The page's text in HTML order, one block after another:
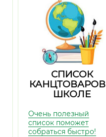
СПИСОК
ШКОЛЕ
Очень полезный
список поможет
собраться быстро!